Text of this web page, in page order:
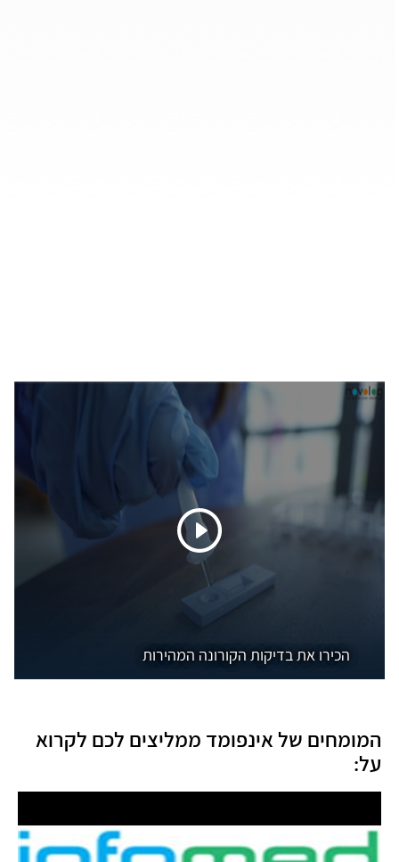
הכירו את בדיקות הקורונה המהירות
המומחים של אינפומד ממליצים לכם לקרוא
על: